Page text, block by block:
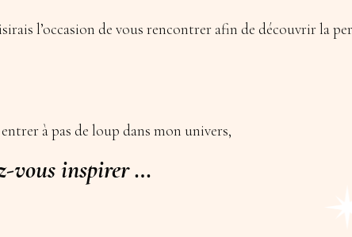
l’occasion de vous rencontrer afin de découvrir la
entrer à pas de loup dans mon univers,
vous inspirer …